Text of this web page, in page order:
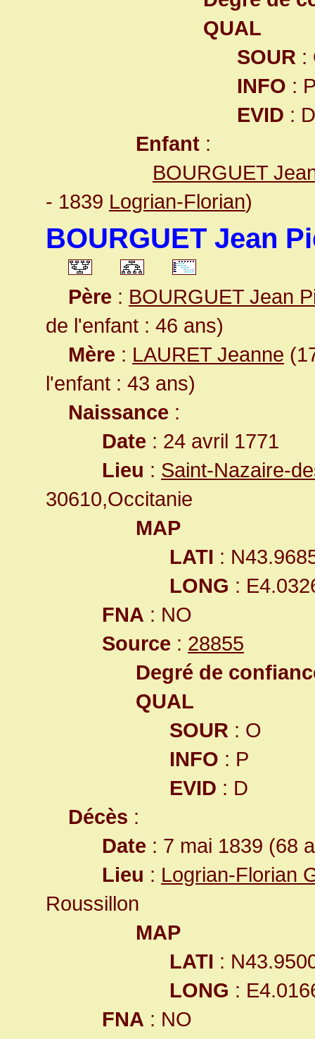
QUAL
SOUR :
INFO :
EVID : D
Enfant :
BOURGUET
- 1839 Logrian-Florian)
BOURGUET Jean
Père : BOURGUET Jean
de l'enfant : 46 ans)
Mère : LAURET Jeanne
l'enfant : 43 ans)
Naissance :
Date : 24 avril 1771
Lieu : Saint-Nazaire-
30610,Occitanie
MAP
LATI :
LONG :
FNA : NO
Source : 28855
Degré de
QUAL
SOUR : O
INFO : P
EVID : D
Décès :
Date : 7 mai 1839 (68
Lieu : Logrian-Florian
Roussillon
MAP
LATI :
LONG :
FNA : NO